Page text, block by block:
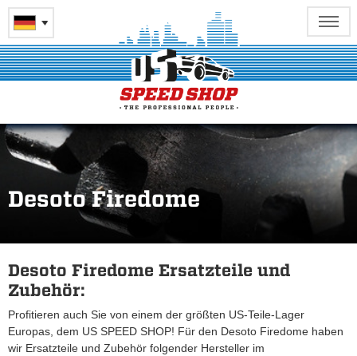
Desoto Firedome
Desoto Firedome Ersatzteile und
Zubehör:
Profitieren auch Sie von einem der größten US-Teile-Lager
Europas, dem US SPEED SHOP! Für den Desoto Firedome haben
wir Ersatzteile und Zubehör folgender Hersteller im